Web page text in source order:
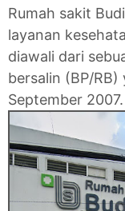
Rumah sakit
layanan
diawali dari
bersalin (BP/
September 2007.